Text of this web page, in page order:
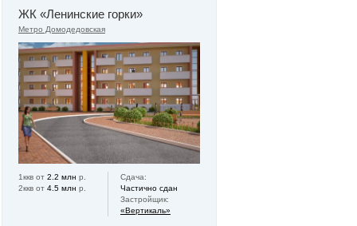
ЖК «Ленинские горки»
Метро Домодедовская
1ккв от 2.2 млн р.
2ккв от 4.5 млн р.
Сдача:
Частично сдан
Застройщик:
«Вертикаль»